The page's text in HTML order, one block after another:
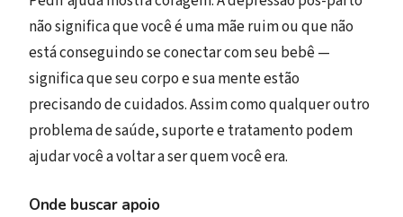
não significa que você é uma mãe ruim ou que não
está conseguindo se conectar com seu bebê —
significa que seu corpo e sua mente estão
precisando de cuidados. Assim como qualquer outro
problema de saúde, suporte e tratamento podem
ajudar você a voltar a ser quem você era.
Onde buscar apoio